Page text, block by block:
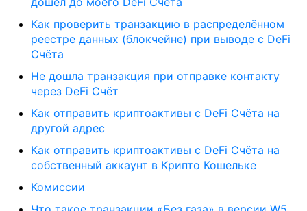
Как проверить транзакцию в распределённом
реестре данных (блокчейне) при выводе с DeFi
Счёта
Не дошла транзакция при отправке контакту
через DeFi Счёт
Как отправить криптоактивы с DeFi Счёта на
другой адрес
Как отправить криптоактивы с DeFi Счёта на
собственный аккаунт в Крипто Кошельке
Комиссии